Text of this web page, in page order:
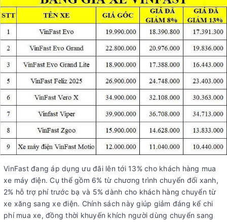
VinFast đang áp dụng ưu đãi lên tới 13% cho khách hàng mua
xe máy điện. Cụ thể gồm 6% từ chương trình chuyển đổi xanh,
2% hỗ trợ phí trước bạ và 5% dành cho khách hàng chuyển từ
xe xăng sang xe điện. Chính sách này giúp giảm đáng kể chi
phí mua xe, đồng thời khuyến khích người dùng chuyển sang